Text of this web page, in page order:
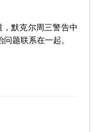
默克尔周三警告中
题联系在一起。